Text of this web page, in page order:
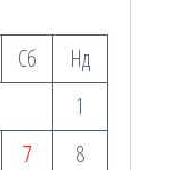
Сб
Нд
1
7 8